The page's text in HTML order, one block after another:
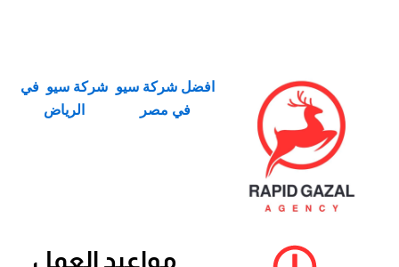
افضل شركة سيو
في مصر
شركة سيو في
الرياض
مواعيد العمل